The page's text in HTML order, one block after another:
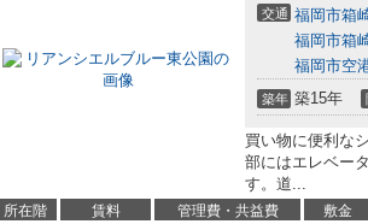
交通 福岡市箱
福岡市箱
福岡市空
築年 築15年
買い物に便利な
部にはエレベー
す。道...
所在階 賃料 管理費・共益費 敷金